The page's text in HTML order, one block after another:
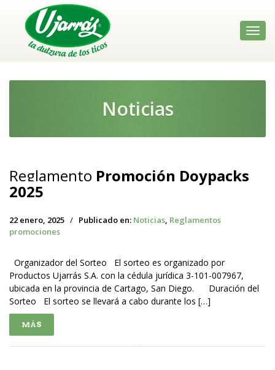
Noticias
Reglamento Promoción Doypacks
2025
22 enero, 2025 / Publicado en: Noticias, Reglamentos
promociones
Organizador del Sorteo El sorteo es organizado por
Productos Ujarrás S.A. con la cédula jurídica 3-101-007967,
ubicada en la provincia de Cartago, San Diego. Duración del
Sorteo El sorteo se llevará a cabo durante los […]
MÁS